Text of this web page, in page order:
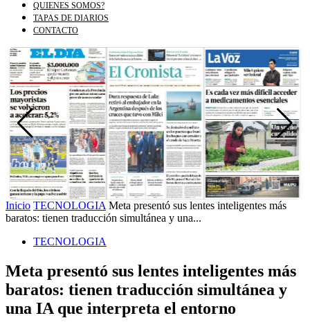
QUIENES SOMOS?
TAPAS DE DIARIOS
CONTACTO
Inicio TECNOLOGIA Meta presentó sus lentes inteligentes más
baratos: tienen traducción simultánea y una...
TECNOLOGIA
Meta presentó sus lentes inteligentes más
baratos: tienen traducción simultánea y
una IA que interpreta el entorno